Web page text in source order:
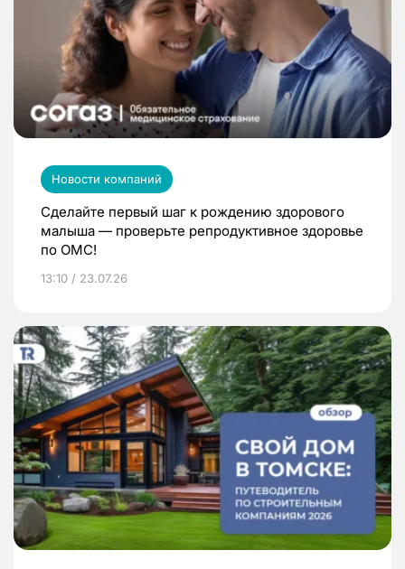
Новости компаний
Сделайте первый шаг к рождению здорового
малыша — проверьте репродуктивное здоровье
по ОМС!
13:10 / 23.07.26